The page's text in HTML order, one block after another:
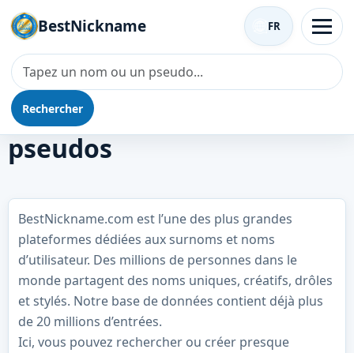
BestNickname
Rechercher
FR
Les meilleurs surnoms et
pseudos
BestNickname.com est l’une des plus grandes
plateformes dédiées aux surnoms et noms
d’utilisateur. Des millions de personnes dans le
monde partagent des noms uniques, créatifs, drôles
et stylés. Notre base de données contient déjà plus
de 20 millions d’entrées.
Ici, vous pouvez rechercher ou créer presque